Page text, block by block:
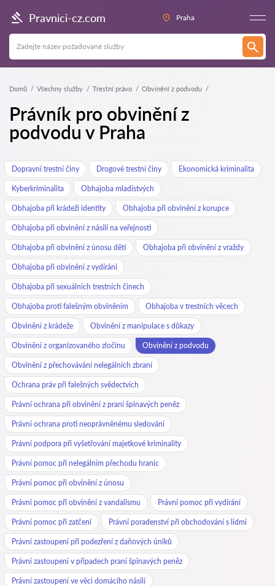
Pravnici-cz.com Praha
Domů Všechny služby Trestní právo Obvinění z podvodu
Právník pro obvinění z
podvodu v Praha
Dopravní trestní činy Drogové trestní činy Ekonomická kriminalita
Kyberkriminalita Obhajoba mladistvých
Obhajoba při krádeži identity Obhajoba při obvinění z korupce
Obhajoba při obvinění z násilí na veřejnosti
Obhajoba při obvinění z únosu dětí Obhajoba při obvinění z vraždy
Obhajoba při obvinění z vydírání
Obhajoba při sexuálních trestních činech
Obhajoba proti falešným obviněním Obhajoba v trestních věcech
Obvinění z krádeže Obvinění z manipulace s důkazy
Obvinění z organizovaného zločinu Obvinění z podvodu
Obvinění z přechovávání nelegálních zbraní
Ochrana práv při falešných svědectvích
Právní ochrana při obvinění z praní špinavých peněz
Právní ochrana proti neoprávněnému sledování
Právní podpora při vyšetřování majetkové kriminality
Právní pomoc při nelegálním přechodu hranic
Právní pomoc při obvinění z únosu
Právní pomoc při obvinění z vandalismu Právní pomoc při vydírání
Právní pomoc při zatčení Právní poradenství při obchodování s lidmi
Právní zastoupení při podezření z daňových úniků
Právní zastoupení v případech praní špinavých peněz
Právní zastoupení ve věci domácího násilí